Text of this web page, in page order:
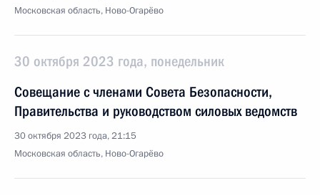
Московская область, Ново-Огарёво
30 октября 2023 года, понедельник
Совещание с членами Совета Безопасности,
Правительства и руководством силовых ведомств
30 октября 2023 года, 21:15
Московская область, Ново-Огарёво